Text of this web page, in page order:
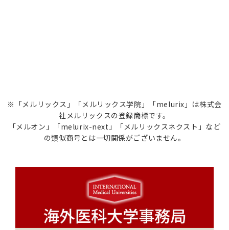
※「メルリックス」「メルリックス学院」「melurix」は株式会
社メルリックスの登録商標です。
「メルオン」「melurix-next」「メルリックスネクスト」など
の類似商号とは一切関係がございません。